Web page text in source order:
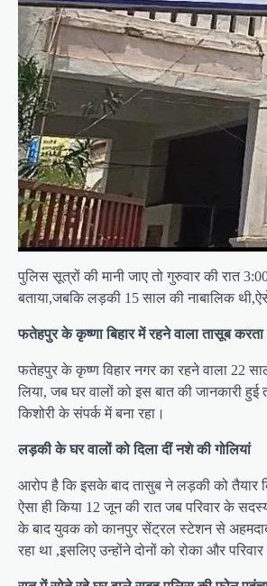
पुलिस सूत्रों की मानी जाए तो गुरुवार की रात
बताया,जबकि लड़की 15 साल की नाबालिक
फतेहपुर के कृष्णा बिहार में रहने वाला तासूब
फतेहपुर के कृष्ण विहार नगर का रहने वाला 22
लिया, जब घर वालों को इस बात की जानकारी
किशोरी के संपर्क में बना रहा।
लड़की के घर वालों को दिला दीं नशे की गोलियां
आरोप है कि इसके बाद तासुब ने लड़की को तैयार
ऐसा ही किया 12 जून की रात जब परिवार के
के बाद युवक को कानपुर सेंट्रल स्टेशन से
रहा था ,इसलिए उन्होंने दोनों को रोका और